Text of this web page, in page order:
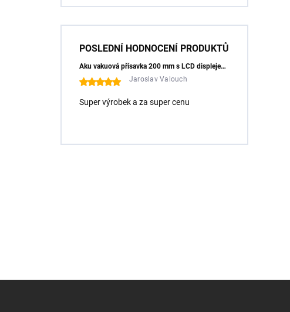
POSLEDNÍ HODNOCENÍ PRODUKTŮ
Aku vakuová přísavka 200 mm s LCD displejem (150 kg) - HÖGERT HT3B355
Jaroslav Valouch
Super výrobek a za super cenu